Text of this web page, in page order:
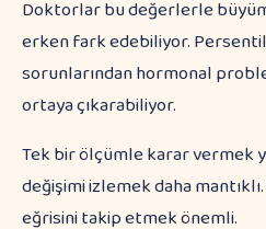
Doktorlar bu değerlerle
erken fark edebiliyor.
sorunlarından hormonal
ortaya çıkarabiliyor.
Tek bir ölçümle karar vermek
değişimi izlemek daha
eğrisini takip etmek önemli.